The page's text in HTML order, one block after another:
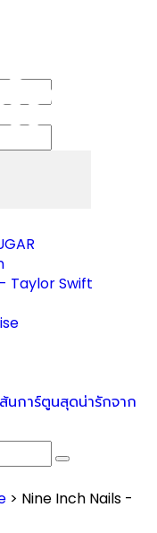
Taylor Swift
ส้นการ์ตูนสุดน่ารักจาก
> Nine Inch Nails -